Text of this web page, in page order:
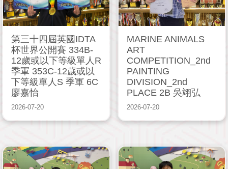
第三十四屆英國IDTA
杯世界公開賽 334B-
12歲或以下等級單人R
季軍 353C-12歲或以
下等級單人S 季軍 6C
廖嘉怡
2026-07-20
MARINE ANIMALS
ART
COMPETITION_2nd
PAINTING
DIVISION_2nd
PLACE 2B 吳翊弘
2026-07-20